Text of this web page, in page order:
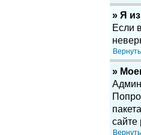
» Я
Если
»
сайте